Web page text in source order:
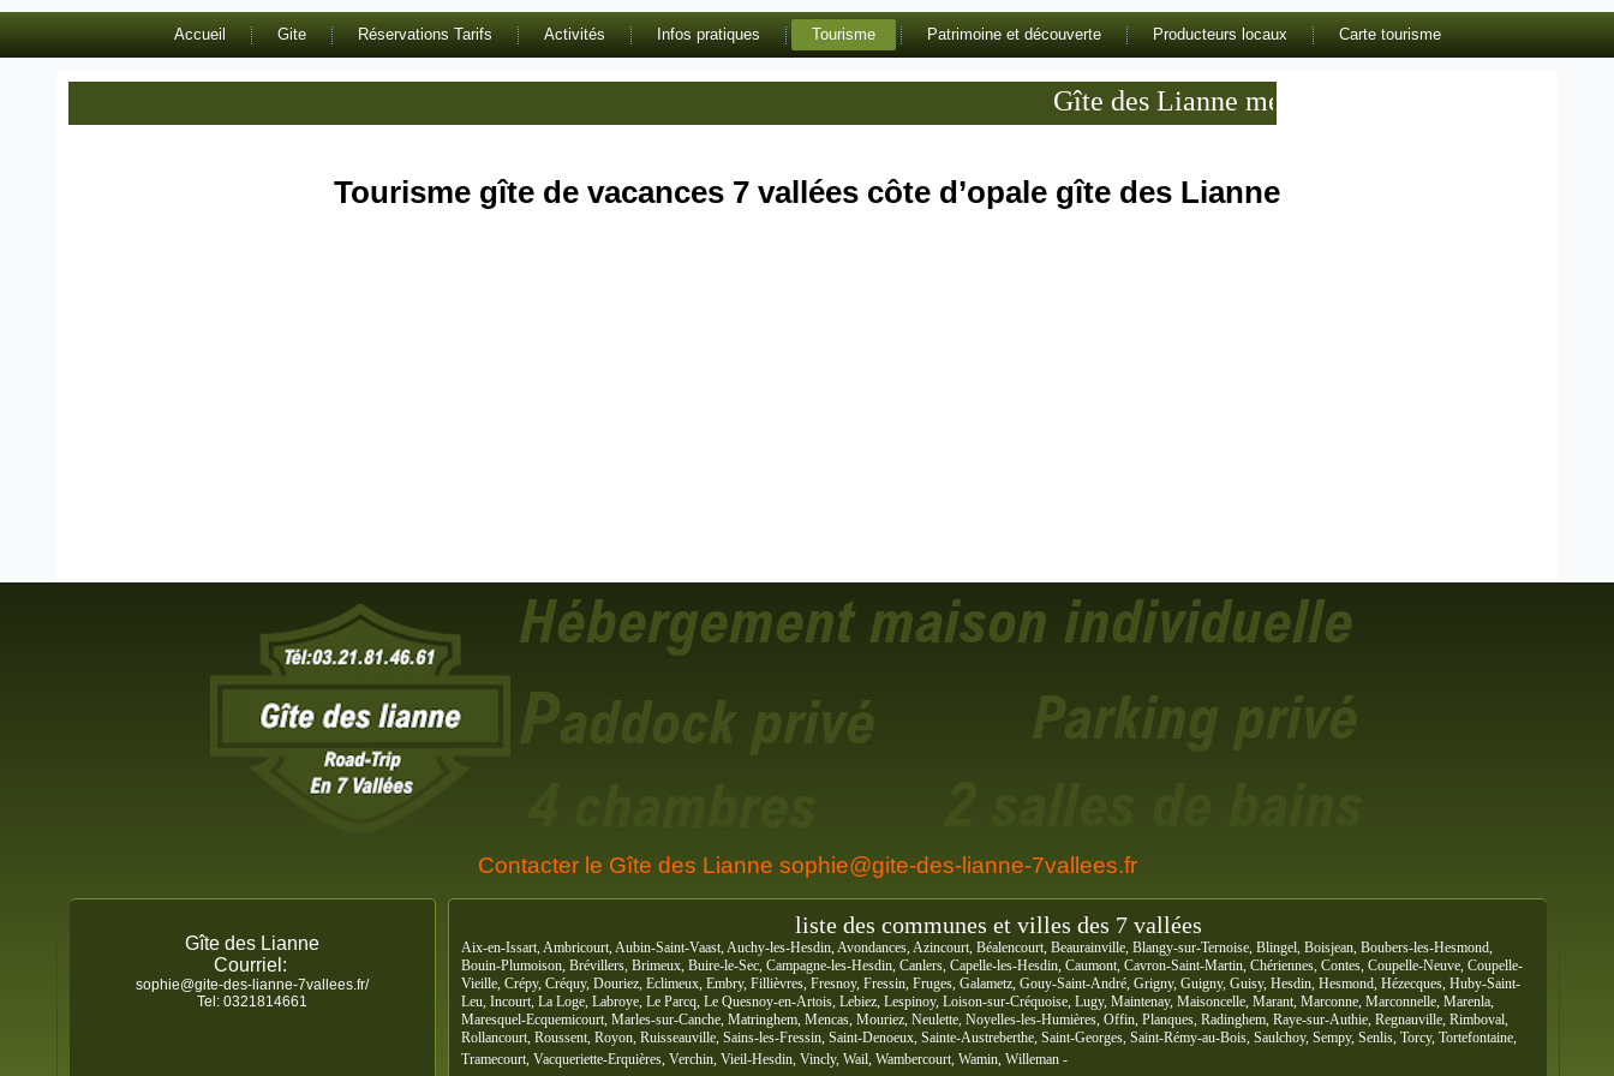
Accueil Gite Réservations Tarifs Activités Infos pratiques Tourisme Patrimoine et découverte Producteurs locaux Carte tourisme
Gîte des Lianne meublé de tourisme 3 étoiles
Tourisme gîte de vacances 7 vallées côte d’opale gîte des Lianne
Contacter le Gîte des Lianne sophie@gite-des-lianne-7vallees.fr
Gîte des Lianne
Courriel:
sophie@gite-des-lianne-7vallees.fr/
Tel: 0321814661
liste des communes et villes des 7 vallées
Aix-en-Issart, Ambricourt, Aubin-Saint-Vaast, Auchy-les-Hesdin, Avondances, Azincourt, Béalencourt, Beaurainville, Blangy-sur-Ternoise, Blingel, Boisjean, Boubers-les-Hesmond,
Bouin-Plumoison, Brévillers, Brimeux, Buire-le-Sec, Campagne-les-Hesdin, Canlers, Capelle-les-Hesdin, Caumont, Cavron-Saint-Martin, Chériennes, Contes, Coupelle-Neuve, Coupelle-
Vieille, Crépy, Créquy, Douriez, Eclimeux, Embry, Fillièvres, Fresnoy, Fressin, Fruges, Galametz, Gouy-Saint-André, Grigny, Guigny, Guisy, Hesdin, Hesmond, Hézecques, Huby-Saint-
Leu, Incourt, La Loge, Labroye, Le Parcq, Le Quesnoy-en-Artois, Lebiez, Lespinoy, Loison-sur-Créquoise, Lugy, Maintenay, Maisoncelle, Marant, Marconne, Marconnelle, Marenla,
Maresquel-Ecquemicourt, Marles-sur-Canche, Matringhem, Mencas, Mouriez, Neulette, Noyelles-les-Humières, Offin, Planques, Radinghem, Raye-sur-Authie, Regnauville, Rimboval,
Rollancourt, Roussent, Royon, Ruisseauville, Sains-les-Fressin, Saint-Denoeux, Sainte-Austreberthe, Saint-Georges, Saint-Rémy-au-Bois, Saulchoy, Sempy, Senlis, Torcy, Tortefontaine,
Tramecourt, Vacqueriette-Erquières, Verchin, Vieil-Hesdin, Vincly, Wail, Wambercourt, Wamin, Willeman -